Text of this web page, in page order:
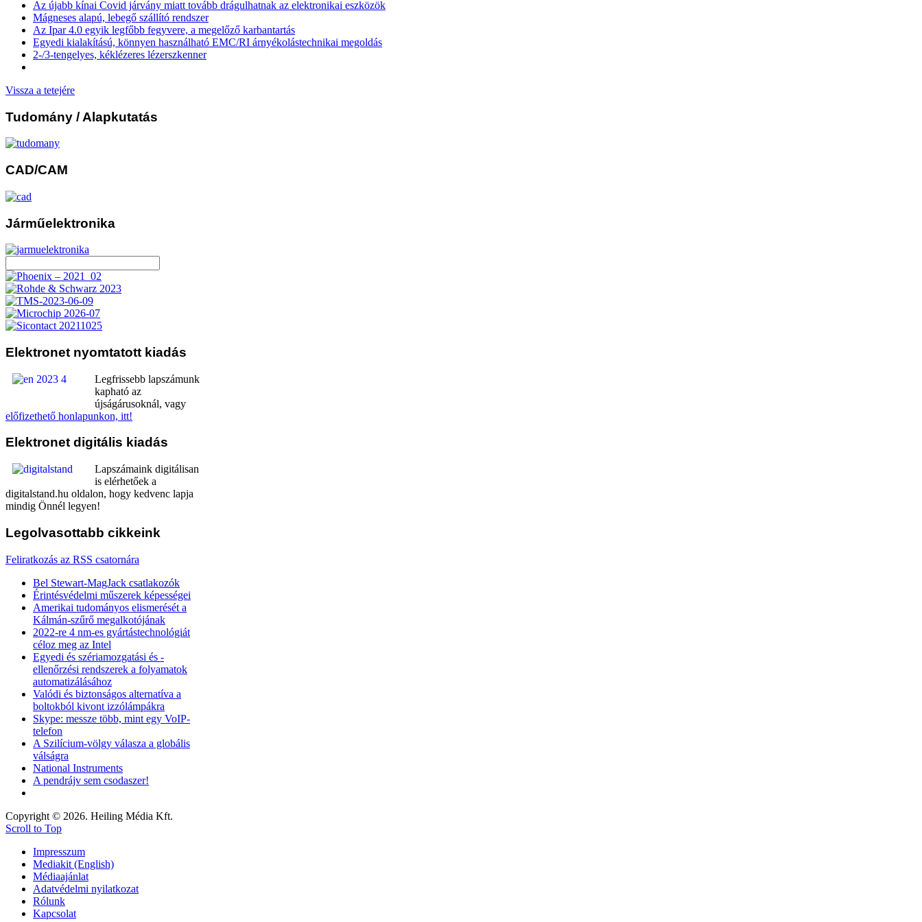
Az újabb kínai Covid járvány miatt tovább drágulhatnak az elektronikai eszközök
Mágneses alapú, lebegő szállító rendszer
Az Ipar 4.0 egyik legfőbb fegyvere, a megelőző karbantartás
Egyedi kialakítású, könnyen használható EMC/RI árnyékolástechnikai megoldás
2-/3-tengelyes, kéklézeres lézerszkenner
Vissza a tetejére
Tudomány / Alapkutatás
CAD/CAM
Járműelektronika
Elektronet nyomtatott kiadás
Legfrissebb lapszámunk
kapható az
újságárusoknál, vagy
előfizethető honlapunkon, itt!
Elektronet digitális kiadás
Lapszámaink digitálisan
is elérhetőek a
digitalstand.hu oldalon, hogy kedvenc lapja
mindig Önnél legyen!
Legolvasottabb cikkeink
Feliratkozás az RSS csatornára
Bel Stewart-MagJack csatlakozók
Érintésvédelmi műszerek képességei
Amerikai tudományos elismerését a
Kálmán-szűrő megalkotójának
2022-re 4 nm-es gyártástechnológiát
céloz meg az Intel
Egyedi és szériamozgatási és -
ellenőrzési rendszerek a folyamatok
automatizálásához
Valódi és biztonságos alternatíva a
boltokból kivont izzólámpákra
Skype: messze több, mint egy VoIP-
telefon
A Szilícium-völgy válasza a globális
válságra
National Instruments
A pendrájv sem csodaszer!
Copyright © 2026. Heiling Média Kft.
Scroll to Top
Impresszum
Mediakit (English)
Médiaajánlat
Adatvédelmi nyilatkozat
Rólunk
Kapcsolat